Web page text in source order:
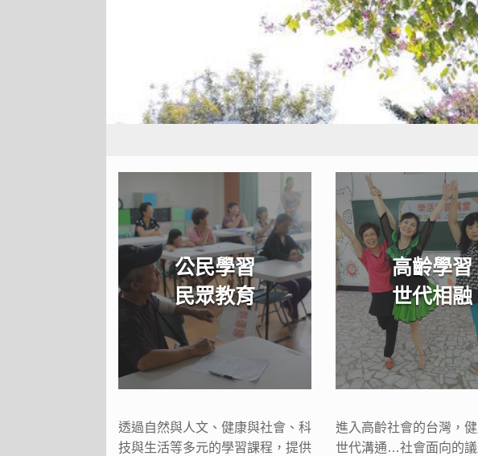
公民學習
民眾教育
透過自然與人文、健康與社會、科
技與生活等多元的學習課程，提供
高齡學習
世代相融
進入高齡社會的台灣，健
世代溝通…社會面向的